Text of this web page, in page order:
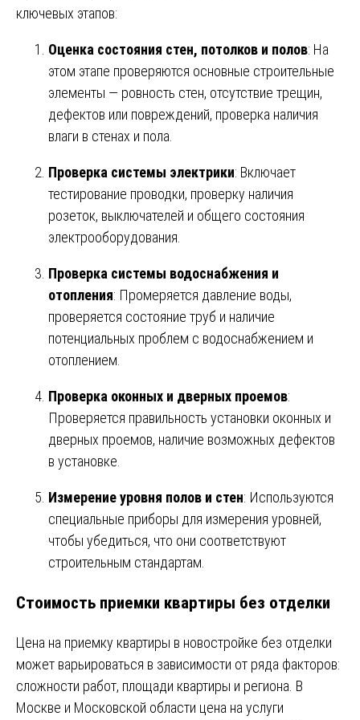
ключевых этапов:
Оценка состояния стен, потолков и полов: На
этом этапе проверяются основные строительные
элементы — ровность стен, отсутствие трещин,
дефектов или повреждений, проверка наличия
влаги в стенах и пола.
Проверка системы электрики: Включает
тестирование проводки, проверку наличия
розеток, выключателей и общего состояния
электрооборудования.
Проверка системы водоснабжения и
отопления: Промеряется давление воды,
проверяется состояние труб и наличие
потенциальных проблем с водоснабжением и
отоплением.
Проверка оконных и дверных проемов:
Проверяется правильность установки оконных и
дверных проемов, наличие возможных дефектов
в установке.
Измерение уровня полов и стен: Используются
специальные приборы для измерения уровней,
чтобы убедиться, что они соответствуют
строительным стандартам.
Стоимость приемки квартиры без отделки
Цена на приемку квартиры в новостройке без отделки
может варьироваться в зависимости от ряда факторов:
сложности работ, площади квартиры и региона. В
Москве и Московской области цена на услуги